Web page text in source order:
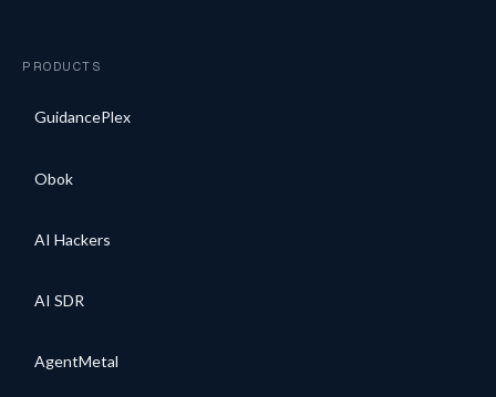
PRODUCTS
GuidancePlex
Obok
AI Hackers
AI SDR
AgentMetal